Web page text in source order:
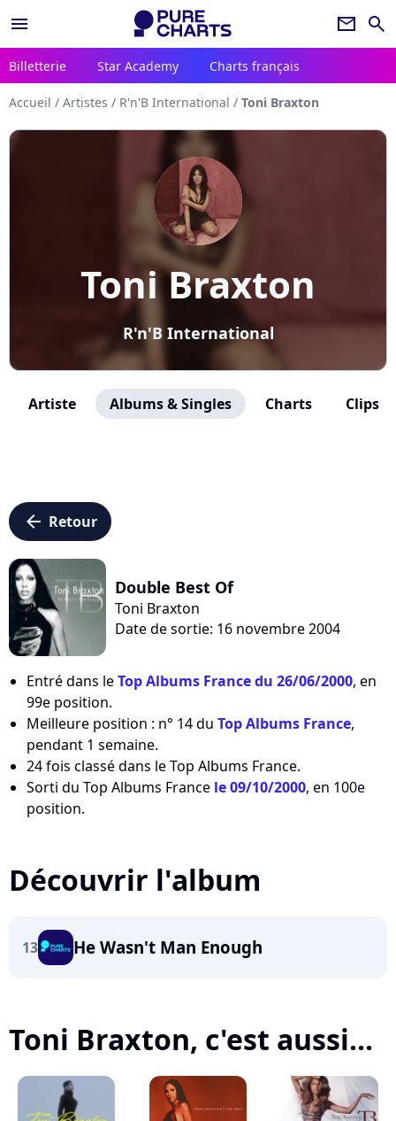
menu newsletter search
Billetterie Star Academy Charts français
Accueil / Artistes / R'n'B International / Toni Braxton
Toni Braxton
R'n'B International
Artiste Albums & Singles Charts Clips
arrow_left Retour
Double Best Of
Toni Braxton
Date de sortie: 16 novembre 2004
Entré dans leTop Albums France du 26/06/2000, en
99e position.
Meilleure position : n° 14 du Top Albums France,
pendant 1 semaine.
24 fois classé dans le Top Albums France.
Sorti du Top Albums France le 09/10/2000, en 100e
position.
Découvrir l'album
13 He Wasn't Man Enough
Toni Braxton, c'est aussi...